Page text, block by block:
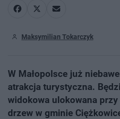
Maksymilian Tokarczyk
W Małopolsce już
atrakcja turystyczna.
widokowa ulokowana
drzew w gminie